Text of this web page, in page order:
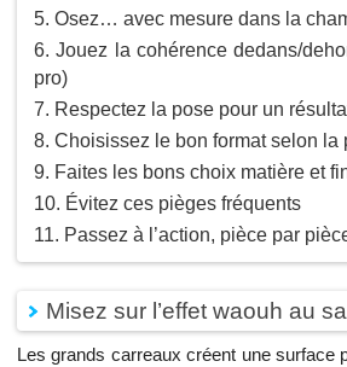
Osez… avec mesure dans la
Jouez la cohérence dedans/
pro)
Respectez la pose pour un
Choisissez le bon format selon la
Faites les bons choix matière et
Évitez ces pièges fréquents
Passez à l’action, pièce par
Misez sur l’effet waouh au
Les grands carreaux créent une surface